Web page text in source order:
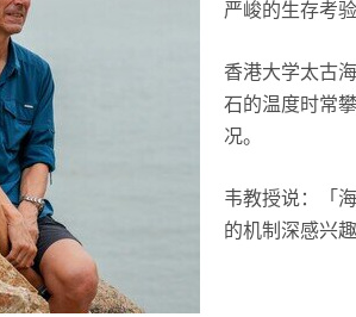
严峻的生存考验
香港大学太古
石的温度时常
况。
韦教授说：「
的机制深感兴趣